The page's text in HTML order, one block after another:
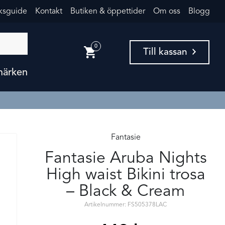
Kontakt Butiken & öppettider Om oss Blogg
0
Till kassan
Fantasie
Fantasie Aruba Nights
High waist Bikini trosa
– Black & Cream
Artikelnummer: FS505378LAC